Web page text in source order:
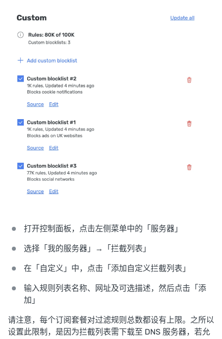
打开控制面板，点击左侧菜单中的「服务器」
选择「我的服务器」→「拦截列表」
在「自定义」中，点击「添加自定义拦截列表」
输入规则列表名称、网址及可选描述，然后点击「添
加」
请注意，每个订阅套餐对过滤规则总数都设有上限。之所以
设置此限制，是因为拦截列表需下载至 DNS 服务器，若允